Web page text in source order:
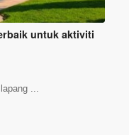
untuk aktiviti
...